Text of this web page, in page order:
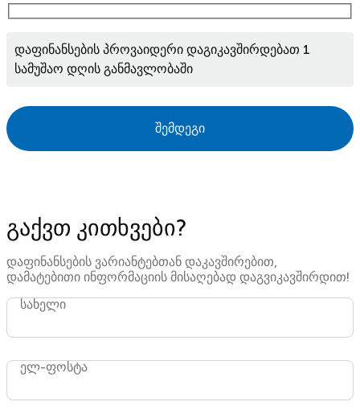
დაფინანსების პროვაიდერი დაგიკავშირდებათ 1
სამუშაო დღის განმავლობაში
შემდეგი
გაქვთ კითხვები?
დაფინანსების ვარიანტებთან დაკავშირებით,
დამატებითი ინფორმაციის მისაღებად დაგვიკავშირდით!
სახელი
ელ-ფოსტა